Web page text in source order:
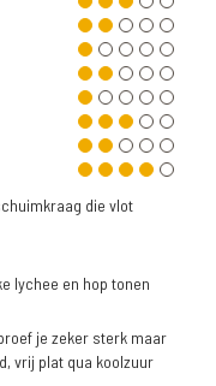
die vlot
lychee en hop tonen
je zeker sterk maar
vrij plat qua koolzuur